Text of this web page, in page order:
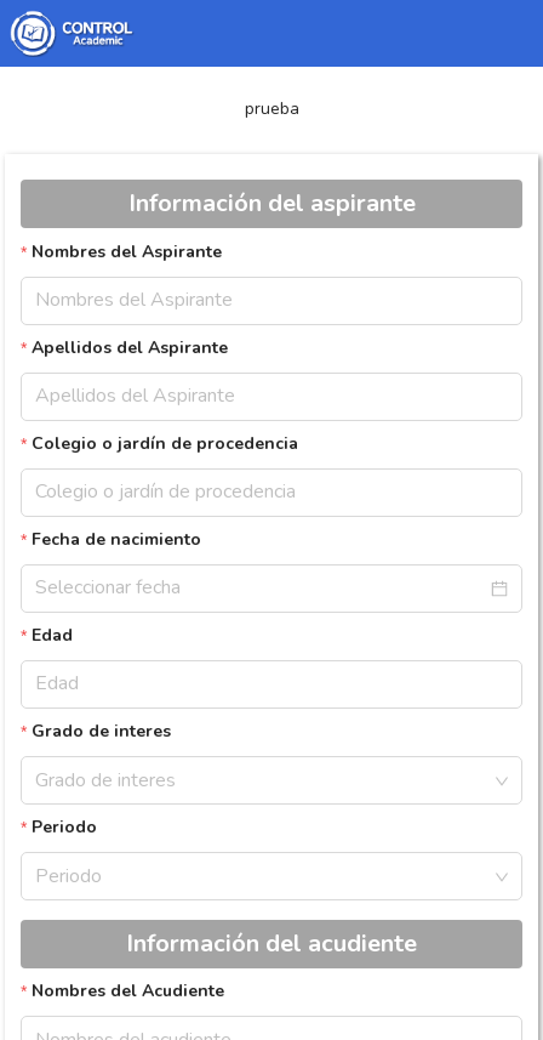
prueba
Información del aspirante
Nombres del Aspirante
Apellidos del Aspirante
Colegio o jardín de procedencia
Fecha de nacimiento
Edad
Grado de interes
Grado de interes
Periodo
Periodo
Información del acudiente
Nombres del Acudiente